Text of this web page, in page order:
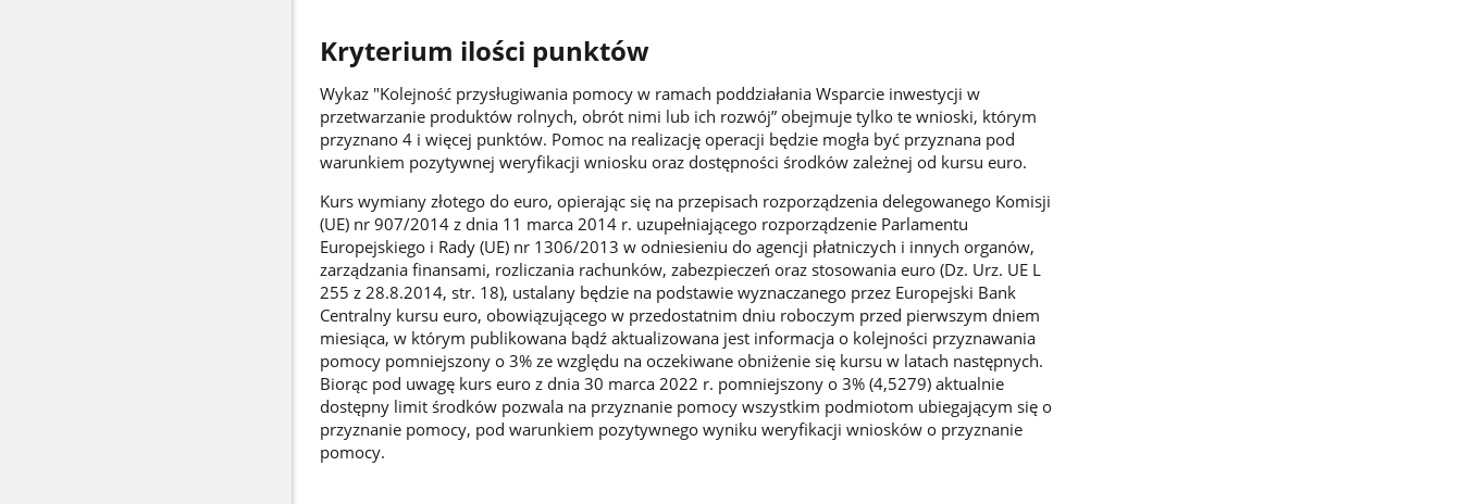
Kryterium ilości punktów
Wykaz "Kolejność przysługiwania pomocy w ramach poddziałania Wsparcie inwestycji w
przetwarzanie produktów rolnych, obrót nimi lub ich rozwój” obejmuje tylko te wnioski, którym
przyznano 4 i więcej punktów. Pomoc na realizację operacji będzie mogła być przyznana pod
warunkiem pozytywnej weryfikacji wniosku oraz dostępności środków zależnej od kursu euro.
Kurs wymiany złotego do euro, opierając się na przepisach rozporządzenia delegowanego Komisji
(UE) nr 907/2014 z dnia 11 marca 2014 r. uzupełniającego rozporządzenie Parlamentu
Europejskiego i Rady (UE) nr 1306/2013 w odniesieniu do agencji płatniczych i innych organów,
zarządzania finansami, rozliczania rachunków, zabezpieczeń oraz stosowania euro (Dz. Urz. UE L
255 z 28.8.2014, str. 18), ustalany będzie na podstawie wyznaczanego przez Europejski Bank
Centralny kursu euro, obowiązującego w przedostatnim dniu roboczym przed pierwszym dniem
miesiąca, w którym publikowana bądź aktualizowana jest informacja o kolejności przyznawania
pomocy pomniejszony o 3% ze względu na oczekiwane obniżenie się kursu w latach następnych.
Biorąc pod uwagę kurs euro z dnia 30 marca 2022 r. pomniejszony o 3% (4,5279) aktualnie
dostępny limit środków pozwala na przyznanie pomocy wszystkim podmiotom ubiegającym się o
przyznanie pomocy, pod warunkiem pozytywnego wyniku weryfikacji wniosków o przyznanie
pomocy.